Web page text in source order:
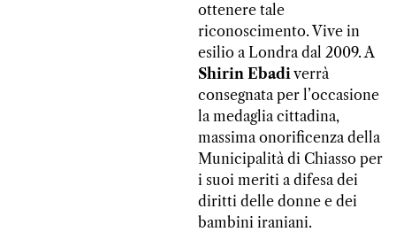
ottenere tale
riconoscimento. Vive in
esilio a Londra dal 2009. A
Shirin Ebadi verrà
consegnata per l’occasione
la medaglia cittadina,
massima onorificenza della
Municipalità di Chiasso per
i suoi meriti a difesa dei
diritti delle donne e dei
bambini iraniani.